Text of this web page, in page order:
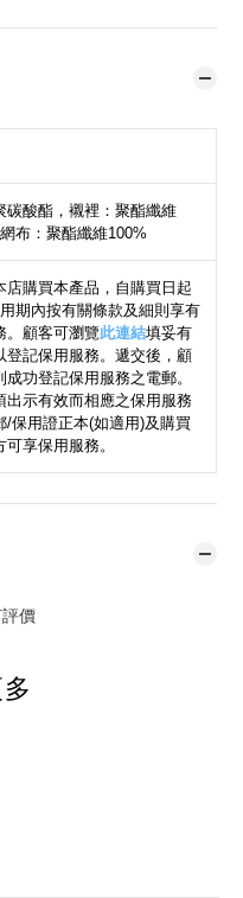
碳酸酯，襯裡：聚酯纖維
布：聚酯纖維100%
店購買本產品，自購買日起
期內按有關條款及細則享有
。顧客可瀏覽此連結填妥有
登記保用服務。遞交後，顧
成功登記保用服務之電郵。
出示有效而相應之保用服務
/保用證正本(如適用)及購買
可享保用服務。
價